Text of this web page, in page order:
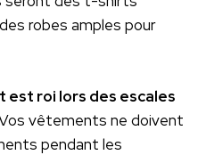
robes amples pour
est roi lors des escales
Vos vêtements ne doivent
pendant les